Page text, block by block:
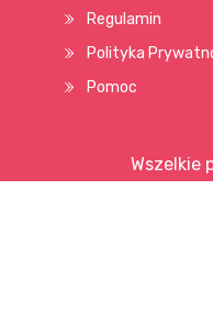
Regulamin
Polityka
Pomoc
Wszelkie